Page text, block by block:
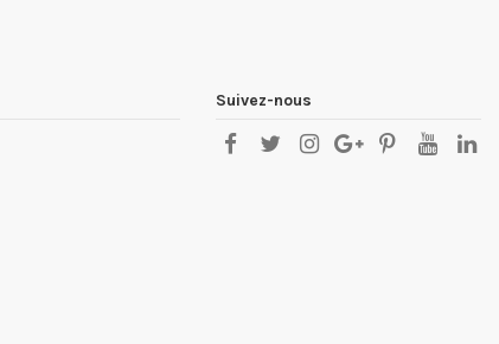
Suivez-nous